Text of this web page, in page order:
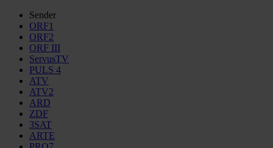
Sender
ORF1
ORF2
ORF III
ServusTV
PULS 4
ATV
ATV2
ARD
ZDF
3SAT
ARTE